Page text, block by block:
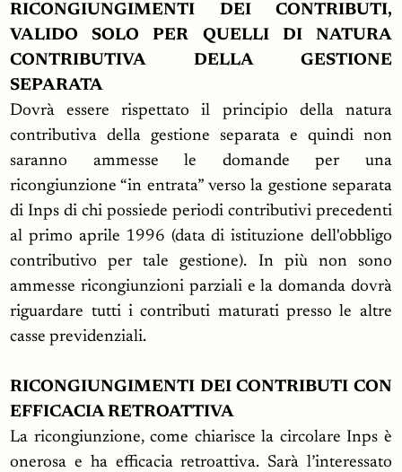
RICONGIUNGIMENTI DEI CONTRIBUTI,
VALIDO SOLO PER QUELLI DI NATURA
CONTRIBUTIVA DELLA GESTIONE
SEPARATA
Dovrà essere rispettato il principio della natura
contributiva della gestione separata e quindi non
saranno ammesse le domande per una
ricongiunzione “in entrata” verso la gestione separata
di Inps di chi possiede periodi contributivi precedenti
al primo aprile 1996 (data di istituzione dell'obbligo
contributivo per tale gestione). In più non sono
ammesse ricongiunzioni parziali e la domanda dovrà
riguardare tutti i contributi maturati presso le altre
casse previdenziali.
RICONGIUNGIMENTI DEI CONTRIBUTI CON
EFFICACIA RETROATTIVA
La ricongiunzione, come chiarisce la circolare Inps è
onerosa e ha efficacia retroattiva. Sarà l’interessato